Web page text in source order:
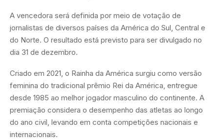
A vencedora será definida por meio de votação de
jornalistas de diversos países da América do Sul, Central e
do Norte. O resultado está previsto para ser divulgado no
dia 31 de dezembro.
Criado em 2021, o Rainha da América surgiu como versão
feminina do tradicional prêmio Rei da América, entregue
desde 1985 ao melhor jogador masculino do continente. A
premiação considera o desempenho das atletas ao longo
do ano civil, levando em conta competições nacionais e
internacionais.